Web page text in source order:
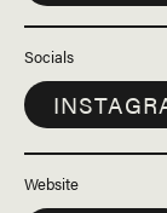
Socials
Website